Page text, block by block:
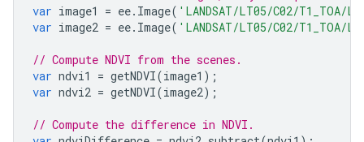
var image1 = ee. Image( 'LANDSAT/LT05/C02/T1_TOA/
var image2 = ee. Image( 'LANDSAT/LT05/C02/T1_TOA/
// Compute NDVI from the scenes.
var ndvi1 = getNDVI(image1 );
var ndvi2 = getNDVI(image2);
// Compute the difference in NDVI.